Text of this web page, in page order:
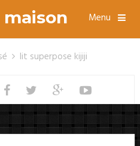
Menu
lit superpose kijiji